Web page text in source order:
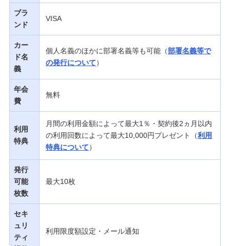
ブラ
ンド
VISA
カー
ド名
義
個人名義のほかに部署名義等も可能（部署名義等で
の発行について）
年会
費
無料
利用
特典
月間の利用金額によって最大1％・契約後2ヵ月以内
の利用回数によって最大10,000円プレゼント（利用
特典について）
発行
可能
枚数
最大10枚
セキ
ュリ
ティ
利用限度額設定・メール通知